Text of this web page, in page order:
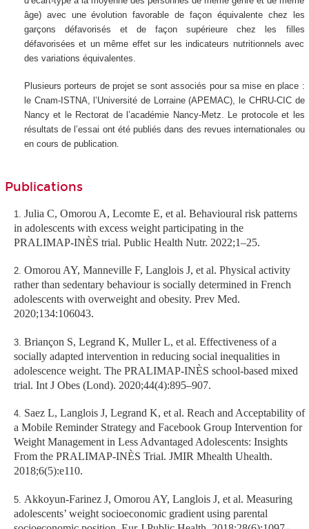
âge) avec une évolution favorable de façon équivalente chez les
garçons défavorisés et de façon supérieure chez les filles
défavorisées et un même effet sur les indicateurs nutritionnels avec
des variations équivalentes.
Plusieurs porteurs de projet se sont associés pour sa mise en place :
le Cnam-ISTNA, l’Université de Lorraine (APEMAC), le CHRU-CIC de
Nancy et le Rectorat de l’académie Nancy-Metz. Le protocole et les
résultats de l’essai ont été publiés dans des revues internationales ou
en cours de publication.
Publications
Julia C, Omorou A, Lecomte E, et al. Behavioural risk patterns
in adolescents with excess weight participating in the
PRALIMAP-INÈS trial. Public Health Nutr. 2022;1–25.
Omorou AY, Manneville F, Langlois J, et al. Physical activity
rather than sedentary behaviour is socially determined in French
adolescents with overweight and obesity. Prev Med.
2020;134:106043.
Briançon S, Legrand K, Muller L, et al. Effectiveness of a
socially adapted intervention in reducing social inequalities in
adolescence weight. The PRALIMAP-INÈS school-based mixed
trial. Int J Obes (Lond). 2020;44(4):895–907.
Saez L, Langlois J, Legrand K, et al. Reach and Acceptability of
a Mobile Reminder Strategy and Facebook Group Intervention for
Weight Management in Less Advantaged Adolescents: Insights
From the PRALIMAP-INÈS Trial. JMIR Mhealth Uhealth.
2018;6(5):e110.
Akkoyun-Farinez J, Omorou AY, Langlois J, et al. Measuring
adolescents’ weight socioeconomic gradient using parental